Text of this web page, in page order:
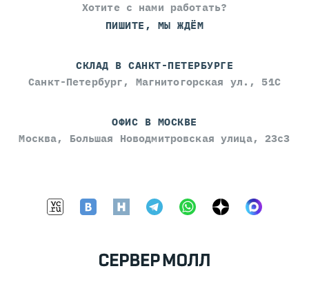
Хотите с нами работать?
ПИШИТЕ, МЫ ЖДЁМ
СКЛАД В САНКТ-ПЕТЕРБУРГЕ
Санкт-Петербург, Магнитогорская ул., 51С
ОФИС В МОСКВЕ
Москва, Большая Новодмитровская улица, 23с3